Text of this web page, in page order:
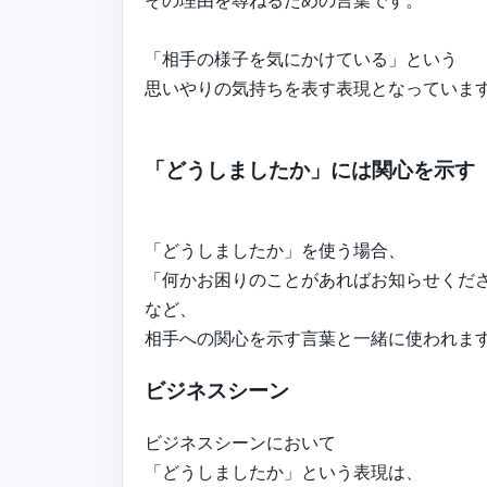
「相手の様子を気にかけている」という
思いやりの気持ちを表す表現となっています
「どうしましたか」には関心を示す
「どうしましたか」を使う場合、
「何かお困りのことがあればお知らせくだ
など、
相手への関心を示す言葉と一緒に使われます
ビジネスシーン
ビジネスシーンにおいて
「どうしましたか」という表現は、